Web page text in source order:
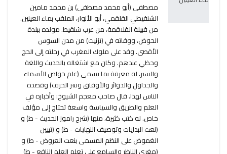
مصطفى (أبو محمد مصطفى) بن محمد مامين
الشنقيطي القلقمي، أبو الأنوار، الملقب بماء العينين.
من قبيلة القلاقمة، من عرب شنقيط. مولده ببلدة
الحوض، ووفاته في (تزنيت) من مدن السوس
الأقصى. وفد على ملوك المغرب في رحلته إلى الحج
وحظي عندهم. وكان مع اشتغاله بالحديث واللغة
والسير، له معرفة بما يسمى (علم خواص الأسماء
والجداول والدوائر والأوفاق وسر الحرف) وقصده
الناس لهذا. قال صاحب معجم الشيوخ: وأخباره في
العلم والطريق والسياسة واسعة تحتاج إلى مؤلف
خاص. له كتب كثيرة، منها (شرح راموز الحديث - ط) و
(نعت البدايات وتوصيف النهايات - ط) و (تبيين
الغموض على النظم المسمى بنعت العروض - ط) و
(مغرى الناظر والسامع على تعلم العلم النافع - ط)